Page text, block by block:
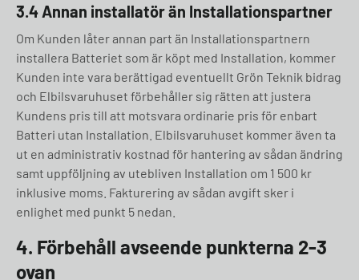
3.4 Annan installatör än Installationspartner
Om Kunden låter annan part än Installationspartnern
installera Batteriet som är köpt med Installation, kommer
Kunden inte vara berättigad eventuellt Grön Teknik bidrag
och Elbilsvaruhuset förbehåller sig rätten att justera
Kundens pris till att motsvara ordinarie pris för enbart
Batteri utan Installation. Elbilsvaruhuset kommer även ta
ut en administrativ kostnad för hantering av sådan ändring
samt uppföljning av utebliven Installation om 1 500 kr
inklusive moms. Fakturering av sådan avgift sker i
enlighet med punkt 5 nedan.
4. Förbehåll avseende punkterna 2-3
ovan